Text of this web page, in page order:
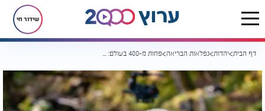
שידור חי
דף הבית יהדות נפלאות הבריאה פחות מ-400 בעולם: הדוב הלבן הנדיר שמסתתר ביערות, ומדהים את החוקרים